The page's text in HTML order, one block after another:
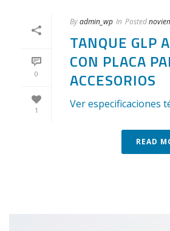
0
1
Byadmin_wp In Posted
TANQUE GLP
CON PLACA
ACCESORIOS
Ver especificaciones
READ